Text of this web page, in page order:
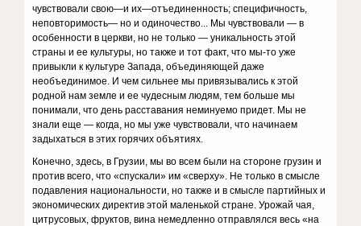
чувствовали свою—и их—отъединенность; специфичность,
неповторимость— но и одиночество... Мы чувствовали — в
особенности в церкви, но не только — уникальность этой
страны и ее культуры, но также и тот факт, что мы-то уже
привыкли к культуре Запада, объединяющей даже
необъединимое. И чем сильнее мы привязывались к этой
родной нам земле и ее чудесным людям, тем больше мы
понимали, что день расставания неминуемо придет. Мы не
знали еще — когда, но мы уже чувствовали, что начинаем
задыхаться в этих горячих объятиях.
Конечно, здесь, в Грузии, мы во всем были на стороне грузин и
против всего, что «спускали» им «сверху». Не только в смысле
подавления национальности, но также и в смысле партийных и
экономических директив этой маленькой стране. Урожай чая,
цитрусовых, фруктов, вина немедленно отправлялся весь «на